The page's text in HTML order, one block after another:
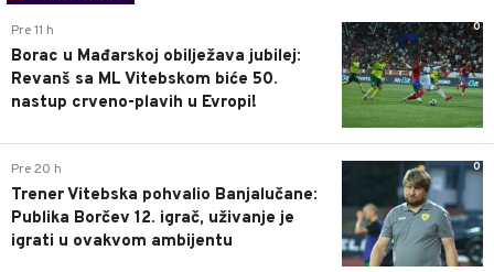
0
Pre 11 h
Borac u Mađarskoj obilježava jubilej:
Revanš sa ML Vitebskom biće 50.
nastup crveno-plavih u Evropi!
0
Pre 20 h
Trener Vitebska pohvalio Banjalučane:
Publika Borčev 12. igrač, uživanje je
igrati u ovakvom ambijentu